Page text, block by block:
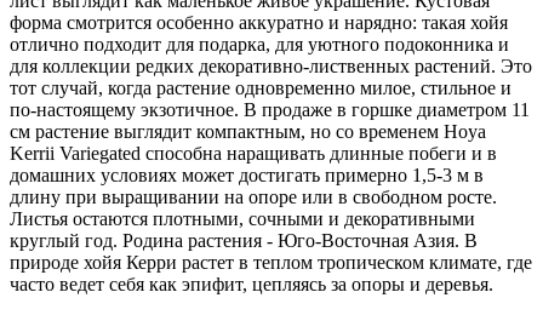
форма смотрится особенно аккуратно и нарядно: такая хойя
отлично подходит для подарка, для уютного подоконника и
для коллекции редких декоративно-лиственных растений. Это
тот случай, когда растение одновременно милое, стильное и
по-настоящему экзотичное. В продаже в горшке диаметром 11
см растение выглядит компактным, но со временем Hoya
Kerrii Variegated способна наращивать длинные побеги и в
домашних условиях может достигать примерно 1,5-3 м в
длину при выращивании на опоре или в свободном росте.
Листья остаются плотными, сочными и декоративными
круглый год. Родина растения - Юго-Восточная Азия. В
природе хойя Керри растет в теплом тропическом климате, где
часто ведет себя как эпифит, цепляясь за опоры и деревья.